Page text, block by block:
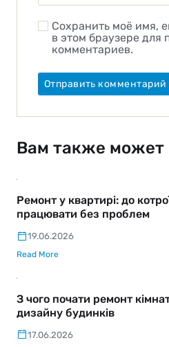
Сохранить моё имя,
в этом браузере
комментариев.
Вам также может
Ремонт у квартирі: до
працювати без проблем
19.06.2026
Read More
З чого почати ремонт
дизайну будинків
17.06.2026